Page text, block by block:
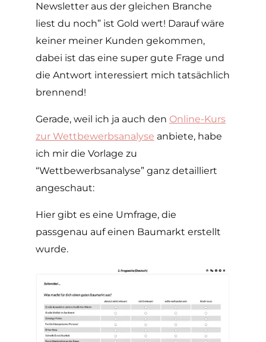
Newsletter aus der gleichen Branche
liest du noch” ist Gold wert! Darauf wäre
keiner meiner Kunden gekommen,
dabei ist das eine super gute Frage und
die Antwort interessiert mich tatsächlich
brennend!
Gerade, weil ich ja auch den Online-Kurs
zur Wettbewerbsanalyse anbiete, habe
ich mir die Vorlage zu
“Wettbewerbsanalyse” ganz detailliert
angeschaut:
Hier gibt es eine Umfrage, die
passgenau auf einen Baumarkt erstellt
wurde.